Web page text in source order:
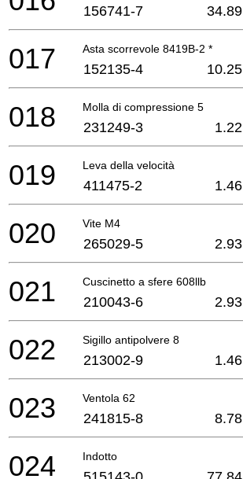
156741-7 34.89
Asta scorrevole 8419B-2 *
017 152135-4 10.25
Molla di compressione 5
018 231249-3 1.22
Leva della velocità
019 411475-2 1.46
Vite M4
020 265029-5 2.93
Cuscinetto a sfere 608llb
021 210043-6 2.93
Sigillo antipolvere 8
022 213002-9 1.46
Ventola 62
023 241815-8 8.78
Indotto
024